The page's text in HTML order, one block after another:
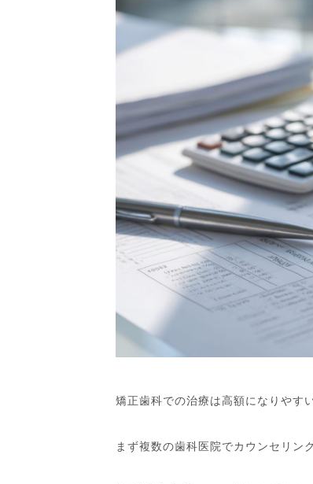
矯正歯科での治療は高額になりやす
まず複数の歯科医院でカウンセリン